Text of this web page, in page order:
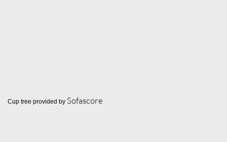
Cup tree provided by Sofascore